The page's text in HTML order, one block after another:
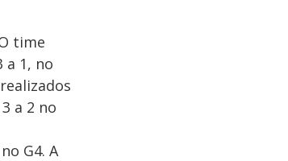
time
a 1, no
a 2 no
G4. A